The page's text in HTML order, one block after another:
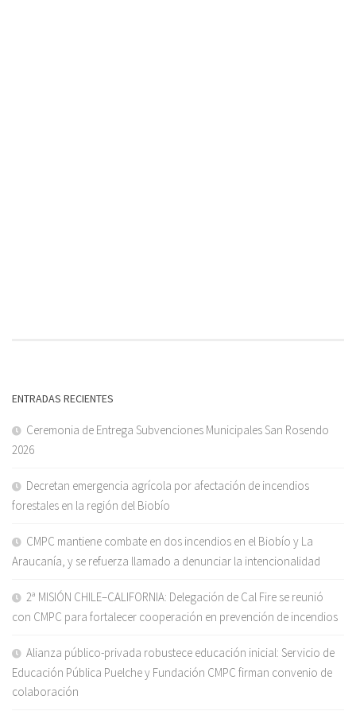
ENTRADAS RECIENTES
Ceremonia de Entrega Subvenciones Municipales San Rosendo
2026
Decretan emergencia agrícola por afectación de incendios
forestales en la región del Biobío
CMPC mantiene combate en dos incendios en el Biobío y La
Araucanía, y se refuerza llamado a denunciar la intencionalidad
2ª MISIÓN CHILE–CALIFORNIA: Delegación de Cal Fire se reunió
con CMPC para fortalecer cooperación en prevención de incendios
Alianza público-privada robustece educación inicial: Servicio de
Educación Pública Puelche y Fundación CMPC firman convenio de
colaboración